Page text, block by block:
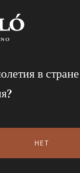
в стране
НЕТ